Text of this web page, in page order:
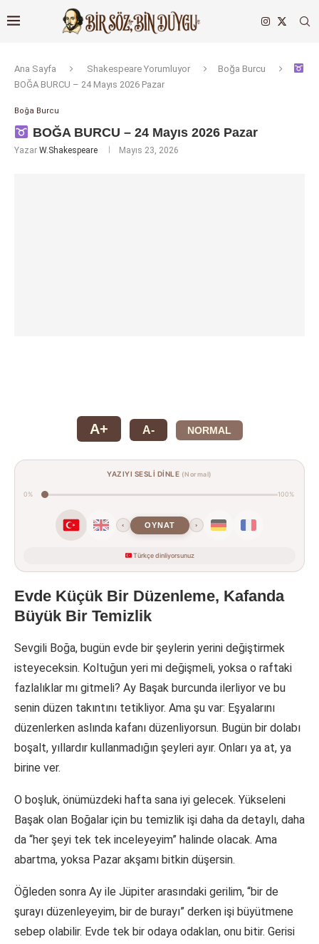
Ana Sayfa Shakespeare Yorumluyor
Boğa Burcu
BOĞA BURCU – 24 Mayıs 2026 Pazar
Boğa Burcu
BOĞA BURCU – 24 Mayıs 2026 Pazar
Yazar W.Shakespeare Mayıs 23, 2026
A+ A- NORMAL
YAZIYI SESLİ DİNLE (Normal)
0% 100%
‹ OYNAT ›
Türkçe dinliyorsunuz
Evde Küçük Bir Düzenleme, Kafanda
Büyük Bir Temizlik
Sevgili Boğa, bugün evde bir şeylerin yerini değiştirmek
isteyeceksin. Koltuğun yeri mi değişmeli, yoksa o raftaki
fazlalıklar mı gitmeli? Ay Başak burcunda ilerliyor ve bu
senin düzen takıntını tetikliyor. Ama şu var: Eşyalarını
düzenlerken aslında kafanı düzenliyorsun. Bugün bir dolabı
boşalt, yıllardır kullanmadığın şeyleri ayır. Onları ya at, ya
birine ver.
O boşluk, önümüzdeki hafta sana iyi gelecek. Yükseleni
Başak olan Boğalar için bu temizlik işi daha da detaylı, daha
da “her şeyi tek tek inceleyeyim” halinde olacak. Ama
abartma, yoksa Pazar akşamı bitkin düşersin.
Öğleden sonra Ay ile Jüpiter arasındaki gerilim, “bir de
şurayı düzenleyeyim, bir de burayı” derken işi büyütmene
sebep olabilir. Evde tek bir odaya odaklan, onu bitir. Gerisi